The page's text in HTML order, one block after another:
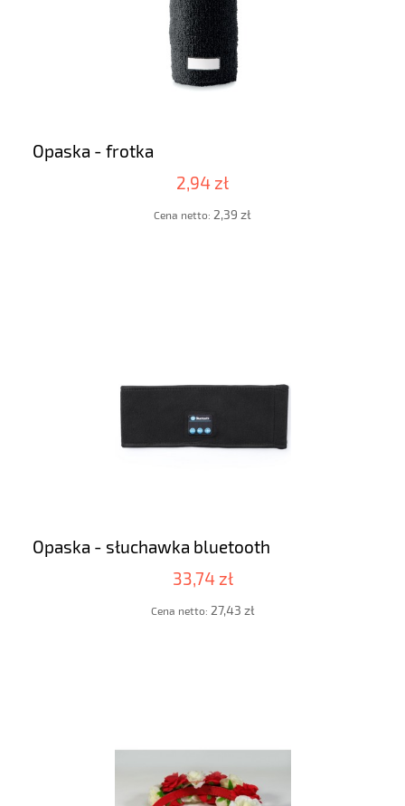
Opaska - frotka
2,94 zł
Cena netto: 2,39 zł
Opaska - słuchawka bluetooth
33,74 zł
Cena netto: 27,43 zł